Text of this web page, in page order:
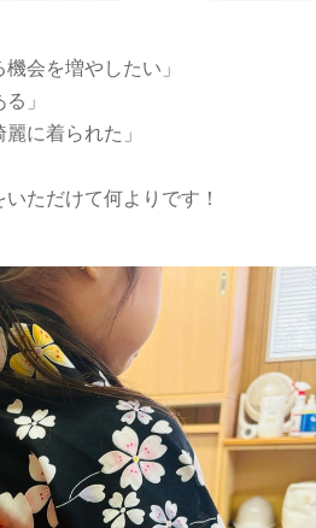
会を増やしたい」
」
に着られた」
ただけて何よりです！